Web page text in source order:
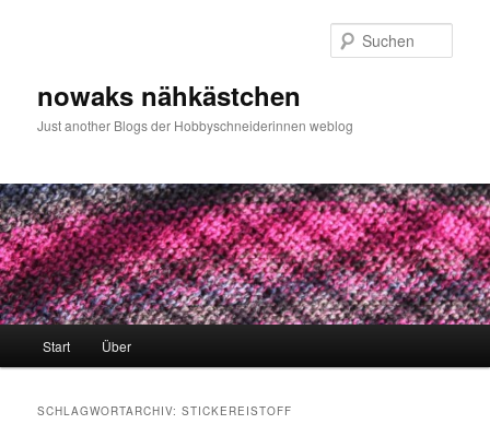
nowaks nähkästchen
Just another Blogs der Hobbyschneiderinnen weblog
Start Über
SCHLAGWORTARCHIV:STICKEREISTOFF